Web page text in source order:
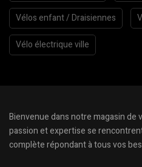
Vélos enfant / Draisiennes
Vélo électrique ville
Bienvenue dans notre magasin de
passion et expertise se
complète répondant à tous vos